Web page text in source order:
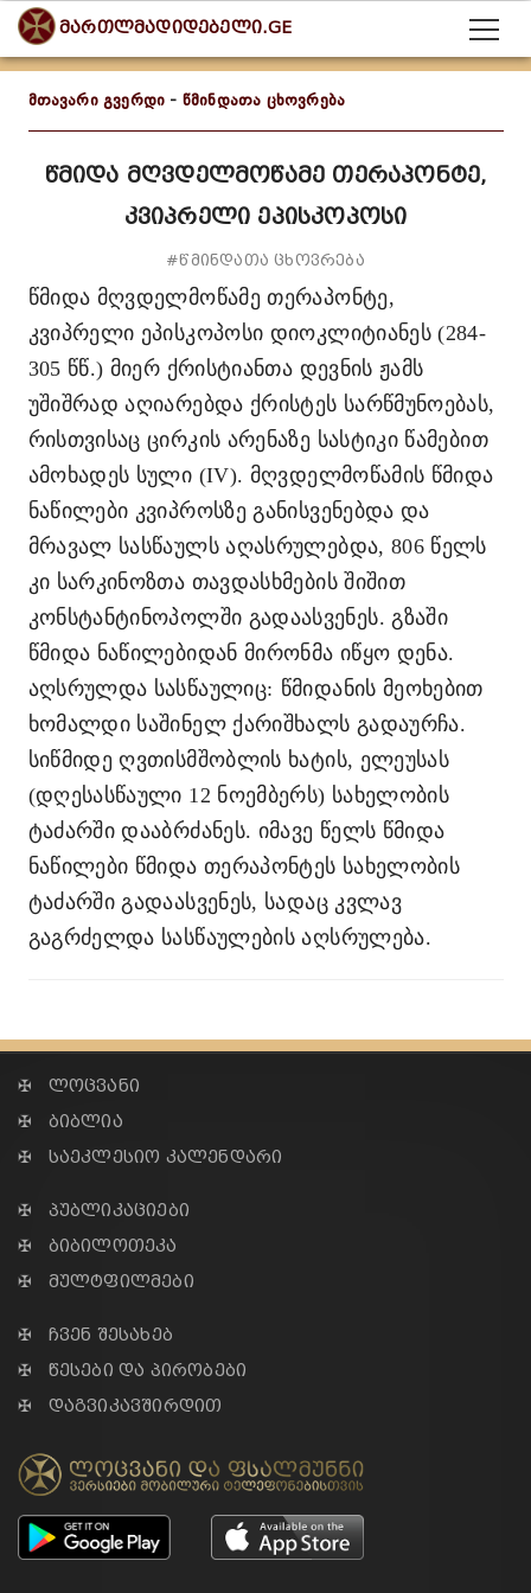
მართლმადიდებელი.GE
მთავარი გვერდი - წმინდათა ცხოვრება
წმიდა მღვდელმოწამე თერაპონტე,
კვიპრელი ეპისკოპოსი
#წმინდათა ცხოვრება
წმიდა მღვდელმოწამე თერაპონტე,
კვიპრელი ეპისკოპოსი დიოკლიტიანეს (284-
305 წწ.) მიერ ქრისტიანთა დევნის ჟამს
უშიშრად აღიარებდა ქრისტეს სარწმუნოებას,
რისთვისაც ცირკის არენაზე სასტიკი წამებით
ამოხადეს სული (IV). მღვდელმოწამის წმიდა
ნაწილები კვიპროსზე განისვენებდა და
მრავალ სასწაულს აღასრულებდა, 806 წელს
კი სარკინოზთა თავდასხმების შიშით
კონსტანტინოპოლში გადაასვენეს. გზაში
წმიდა ნაწილებიდან მირონმა იწყო დენა.
აღსრულდა სასწაულიც: წმიდანის მეოხებით
ხომალდი საშინელ ქარიშხალს გადაურჩა.
სიწმიდე ღვთისმშობლის ხატის, ელეუსას
(დღესასწაული 12 ნოემბერს) სახელობის
ტაძარში დააბრძანეს. იმავე წელს წმიდა
ნაწილები წმიდა თერაპონტეს სახელობის
ტაძარში გადაასვენეს, სადაც კვლავ
გაგრძელდა სასწაულების აღსრულება.
✠ ლოცვანი
✠ ბიბლია
✠ საეკლესიო კალენდარი
✠ პუბლიკაციები
✠ ბიბილოთეკა
✠ მულტფილმები
✠ ჩვენ შესახებ
✠ წესები და პირობები
✠ დაგვიკავშირდით